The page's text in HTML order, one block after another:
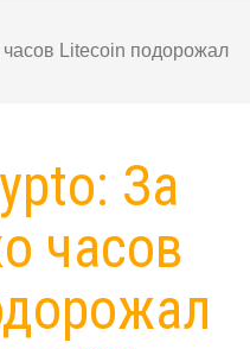
часов Litecoin подорожал
За
часов